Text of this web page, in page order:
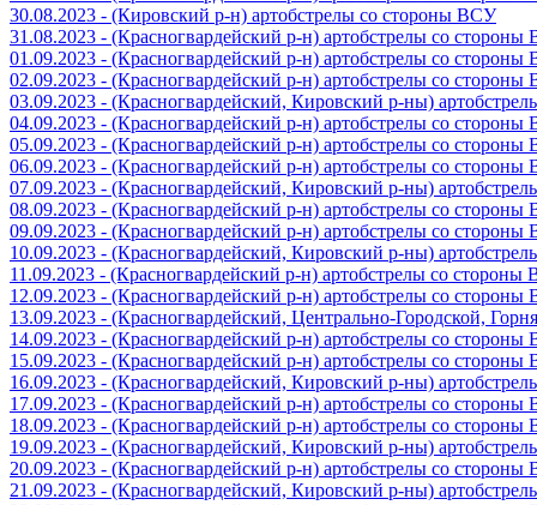
30.08.2023 - (Кировский р-н) артобстрелы со стороны ВСУ
31.08.2023 - (Красногвардейский р-н) артобстрелы со
01.09.2023 - (Красногвардейский р-н) артобстрелы со
02.09.2023 - (Красногвардейский р-н) артобстрелы со
03.09.2023 - (Красногвардейский, Кировский р-ны)
04.09.2023 - (Красногвардейский р-н) артобстрелы со
05.09.2023 - (Красногвардейский р-н) артобстрелы со
06.09.2023 - (Красногвардейский р-н) артобстрелы со
07.09.2023 - (Красногвардейский, Кировский р-ны)
08.09.2023 - (Красногвардейский р-н) артобстрелы со
09.09.2023 - (Красногвардейский р-н) артобстрелы со
10.09.2023 - (Красногвардейский, Кировский р-ны)
11.09.2023 - (Красногвардейский р-н) артобстрелы со стороны
12.09.2023 - (Красногвардейский р-н) артобстрелы со
13.09.2023 - (Красногвардейский, Центрально-Городской,
14.09.2023 - (Красногвардейский р-н) артобстрелы со
15.09.2023 - (Красногвардейский р-н) артобстрелы со
16.09.2023 - (Красногвардейский, Кировский р-ны)
17.09.2023 - (Красногвардейский р-н) артобстрелы со
18.09.2023 - (Красногвардейский р-н) артобстрелы со
19.09.2023 - (Красногвардейский, Кировский р-ны)
20.09.2023 - (Красногвардейский р-н) артобстрелы со
21.09.2023 - (Красногвардейский, Кировский р-ны)